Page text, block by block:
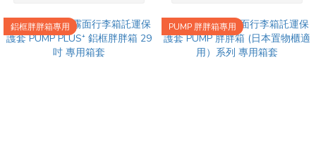
鋁框胖胖箱專用 PUMP 胖胖箱專用